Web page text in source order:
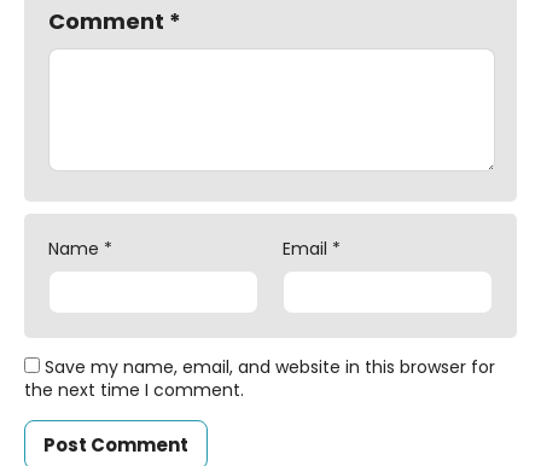
Comment *
Name * Email *
Save my name, email, and website in this browser for
the next time I comment.